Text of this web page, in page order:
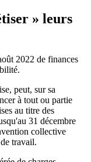
» leurs
2022 de finances
peut, sur sa
à tout ou partie
au titre des
31 décembre
collective
travail.